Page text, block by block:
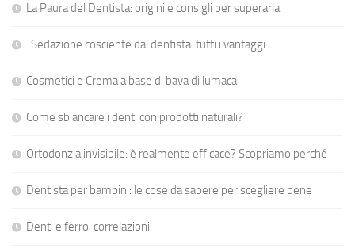
La Paura del Dentista: origini e consigli per superarla
: Sedazione cosciente dal dentista: tutti i vantaggi
Cosmetici e Crema a base di bava di lumaca
Come sbiancare i denti con prodotti naturali?
Ortodonzia invisibile: è realmente efficace? Scopriamo perché
Dentista per bambini: le cose da sapere per scegliere bene
Denti e ferro: correlazioni